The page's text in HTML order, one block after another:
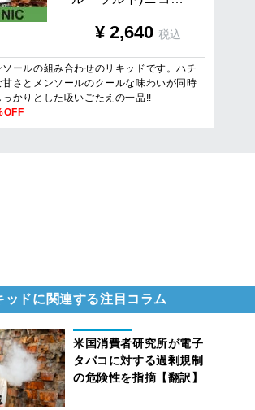
¥ 2,640 税込
ソールの組み合わせのリキッドです。ハチ
甘さとメンソールのクールな味わいが同時
っかりとした吸いごたえの一品!!
ッドに関連する注目コラム
米国消費者研究所が電子
タバコに対する過剰規制
の危険性を指摘【翻訳】